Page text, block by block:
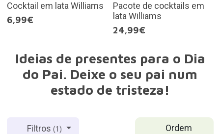
Cocktail em lata Williams
6,99€
Pacote de cocktails em
lata Williams
24,99€
Ideias de presentes para o Dia
do Pai. Deixe o seu pai num
estado de tristeza!
Ordem
Filtros(1)